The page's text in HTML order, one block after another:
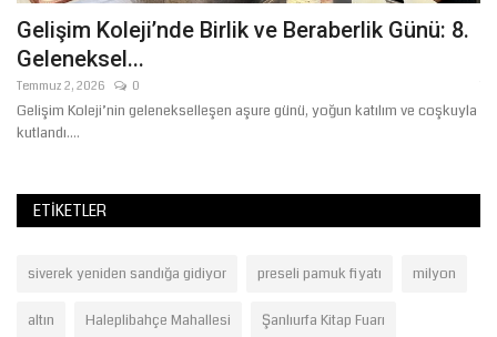
Gelişim Koleji’nde Birlik ve Beraberlik Günü: 8.
Geleneksel...
Temmuz 2, 2026 0
Gelişim Koleji’nin gelenekselleşen aşure günü, yoğun katılım ve coşkuyla
kutlandı....
ETIKETLER
siverek yeniden sandığa gidiyor preseli pamuk fiyatı milyon
altın Haleplibahçe Mahallesi Şanlıurfa Kitap Fuarı